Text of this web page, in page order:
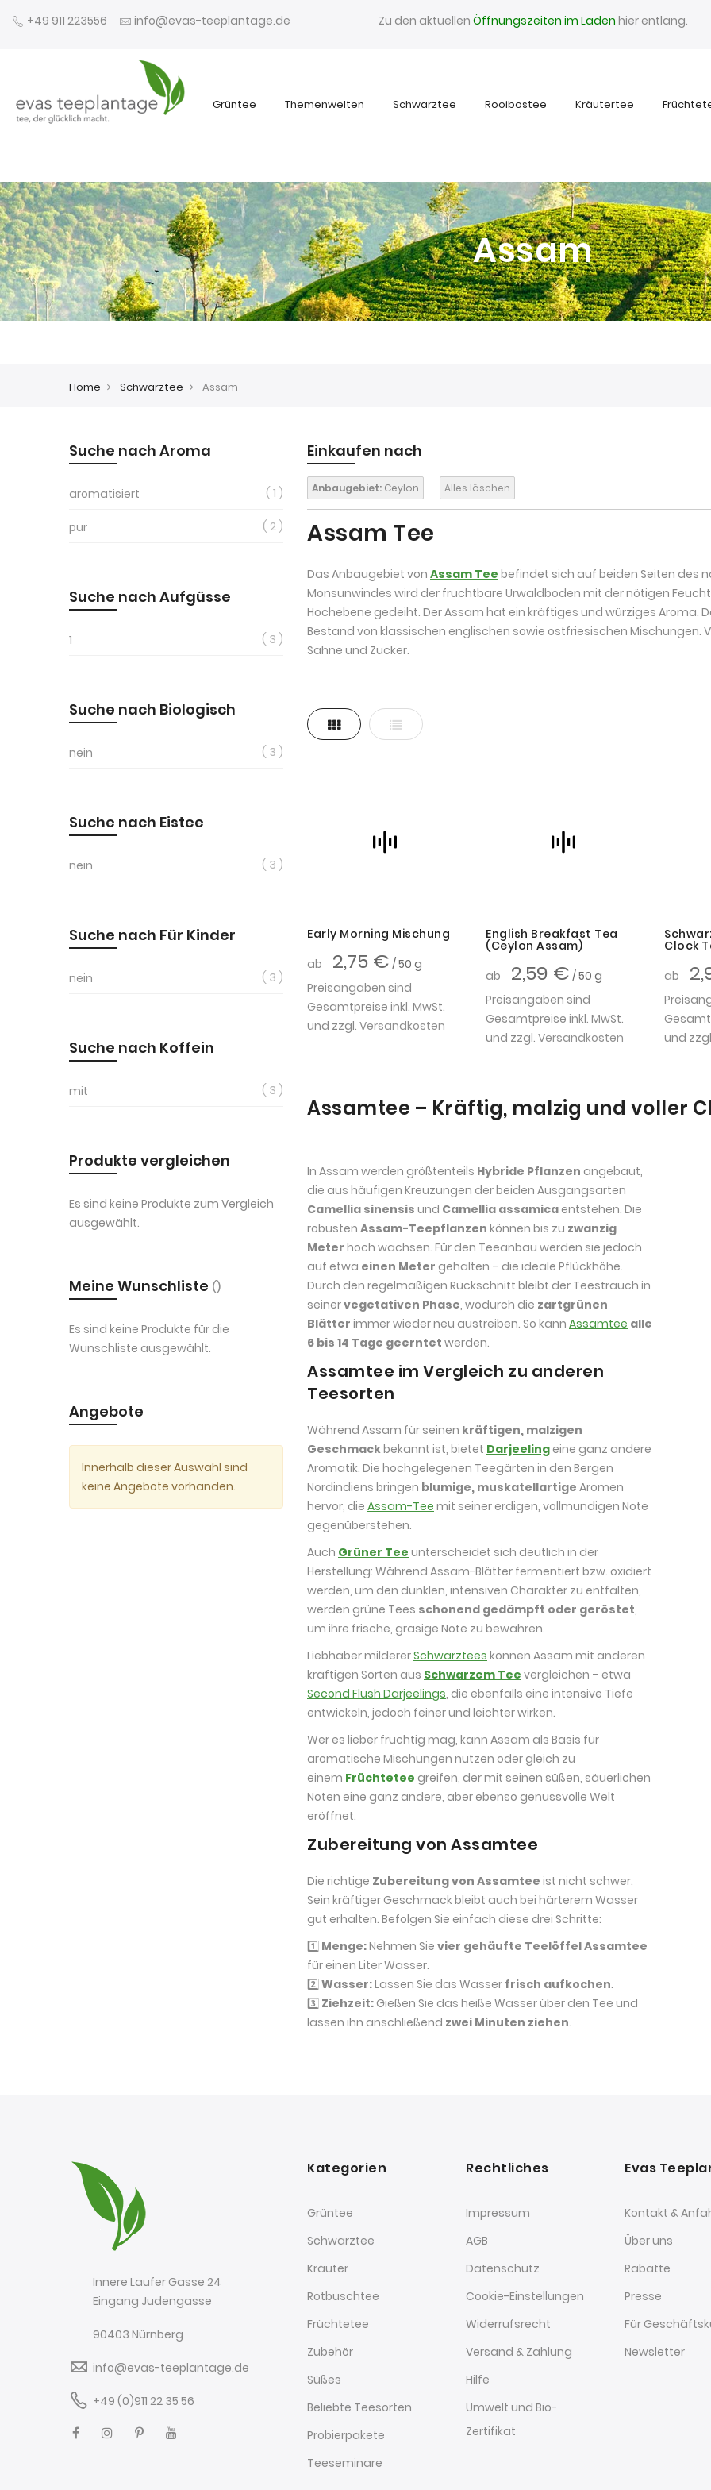
+49 911 223556 info@evas-teeplantage.de Zu den aktuellen Öffnungszeiten im Laden hier entlang.
Grüntee Themenwelten Schwarztee Rooibostee Kräutertee
Assam
Home Schwarztee Assam
Einkaufen nach
Anbaugebiet: Ceylon Alles löschen
Assam Tee
Das Anbaugebiet von Assam Tee befindet sich auf beiden Seiten des
Monsunwindes wird der fruchtbare Urwaldboden mit der nötigen
Hochebene gedeiht. Der Assam hat ein kräftiges und würziges Aroma.
Bestand von klassischen englischen sowie ostfriesischen Mischungen.
Sahne und Zucker.
Raster Liste
Early Morning Mischung
ab
2,75 € / 50 g
Preisangaben sind
Gesamtpreise inkl. MwSt.
und zzgl. Versandkosten
English Breakfast Tea
(Ceylon Assam)
ab
2,59 € / 50 g
Preisangaben sind
Gesamtpreise inkl. MwSt.
und zzgl. Versandkosten
Clock
ab
und
Assamtee – Kräftig, malzig und voller
In Assam werden größtenteils Hybride Pflanzen angebaut,
die aus häufigen Kreuzungen der beiden Ausgangsarten
Camellia sinensis und Camellia assamica entstehen. Die
robusten Assam-Teepflanzen können bis zu zwanzig
Meter hoch wachsen. Für den Teeanbau werden sie jedoch
auf etwa einen Meter gehalten – die ideale Pflückhöhe.
Durch den regelmäßigen Rückschnitt bleibt der Teestrauch in
seinervegetativen Phase, wodurch die zartgrünen
Blätter immer wieder neu austreiben. So kann Assamtee alle
6 bis 14 Tage geerntet werden.
Assamtee im Vergleich zu anderen
Teesorten
Während Assam für seinen kräftigen, malzigen
Geschmackbekannt ist, bietet Darjeeling eine ganz andere
Aromatik. Die hochgelegenen Teegärten in den Bergen
Nordindiens bringen blumige, muskatellartige Aromen
hervor, die Assam-Tee mit seiner erdigen, vollmundigen Note
gegenüberstehen.
Auch Grüner Tee unterscheidet sich deutlich in der
Herstellung: Während Assam-Blätter fermentiert bzw. oxidiert
werden, um den dunklen, intensiven Charakter zu entfalten,
werden grüne Tees schonend gedämpft oder geröstet,
um ihre frische, grasige Note zu bewahren.
Liebhaber mildererSchwarztees können Assam mit anderen
kräftigen Sorten aus Schwarzem Tee vergleichen – etwa
Second Flush Darjeelings, die ebenfalls eine intensive Tiefe
entwickeln, jedoch feiner und leichter wirken.
Wer es lieber fruchtig mag, kann Assam als Basis für
aromatische Mischungen nutzen oder gleich zu
einem Früchtetee greifen, der mit seinen süßen, säuerlichen
Noten eine ganz andere, aber ebenso genussvolle Welt
eröffnet.
Zubereitung von Assamtee
Die richtige Zubereitung von Assamtee ist nicht schwer.
Sein kräftiger Geschmack bleibt auch bei härterem Wasser
gut erhalten. Befolgen Sie einfach diese drei Schritte:
1️⃣ Menge:Nehmen Sie vier gehäufte Teelöffel Assamtee
für einen Liter Wasser.
2️⃣ Wasser:Lassen Sie das Wasser frisch aufkochen.
3️⃣ Ziehzeit: Gießen Sie das heiße Wasser über den Tee und
lassen ihn anschließend zwei Minuten ziehen.
Suche nach Aroma
aromatisiert 1
pur 2
Suche nach Aufgüsse
1 3
Suche nach Biologisch
nein 3
Suche nach Eistee
nein 3
Suche nach Für Kinder
nein 3
Suche nach Koffein
mit 3
Produkte vergleichen
Es sind keine Produkte zum Vergleich
ausgewählt.
Meine Wunschliste
Es sind keine Produkte für die
Wunschliste ausgewählt.
Angebote
Innerhalb dieser Auswahl sind
keine Angebote vorhanden.
Innere Laufer Gasse 24
Eingang Judengasse
90403 Nürnberg
info@evas-teeplantage.de
+49 (0)911 22 35 56
Kategorien
Grüntee
Schwarztee
Kräuter
Rotbuschtee
Früchtetee
Zubehör
Süßes
Beliebte Teesorten
Probierpakete
Teeseminare
Rechtliches
Impressum
AGB
Datenschutz
Cookie-Einstellungen
Widerrufsrecht
Versand & Zahlung
Hilfe
Umwelt und Bio-
Zertifikat
Evas
Kontakt &
Über uns
Rabatte
Presse
Für
Newsletter